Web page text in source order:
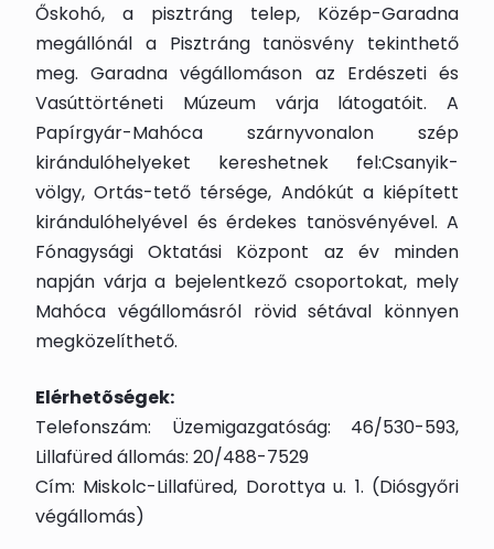
Őskohó, a pisztráng telep, Közép-Garadna
megállónál a Pisztráng tanösvény tekinthető
meg. Garadna végállomáson az Erdészeti és
Vasúttörténeti Múzeum várja látogatóit. A
Papírgyár-Mahóca szárnyvonalon szép
kirándulóhelyeket kereshetnek fel:Csanyik-
völgy, Ortás-tető térsége, Andókút a kiépített
kirándulóhelyével és érdekes tanösvényével. A
Fónagysági Oktatási Központ az év minden
napján várja a bejelentkező csoportokat, mely
Mahóca végállomásról rövid sétával könnyen
megközelíthető.
Elérhetõségek:
Telefonszám: Üzemigazgatóság: 46/530-593,
Lillafüred állomás: 20/488-7529
Cím: Miskolc-Lillafüred, Dorottya u. 1. (Diósgyőri
végállomás)